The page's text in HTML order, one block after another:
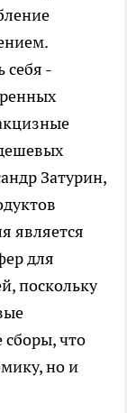
себя -
Затурин,
является
для
поскольку
что
но и